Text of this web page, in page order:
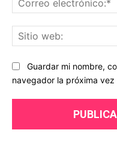
Guardar mi nombre,
navegador la próxima